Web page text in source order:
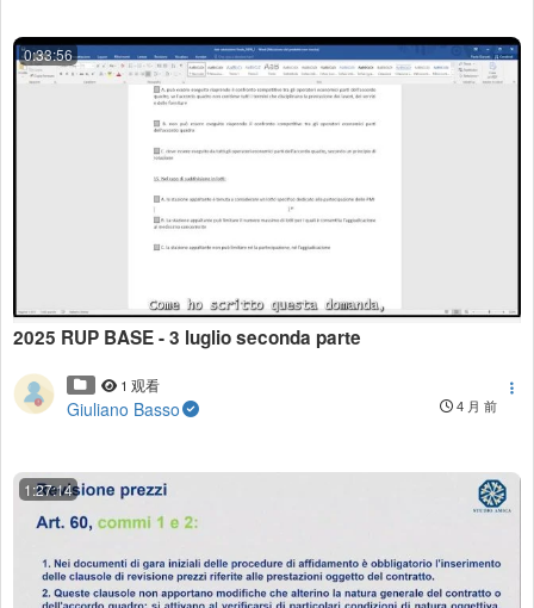
0:33:56
2025 RUP BASE - 3 luglio seconda parte
1 观看
Giuliano Basso 4 月 前
1:27:14